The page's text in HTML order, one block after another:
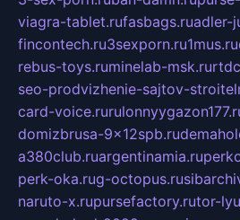
viagra-tablet.rufasbags.ruadler-
fincontech.ru3sexporn.ru1mus.ru
rebus-toys.ruminelab-msk.ru
seo-prodvizhenie-sajtov-
card-voice.ru
domizbrusa-9x12spb.ru
a380club.ruargentinamia.ru
perk-oka.rug-octopus.ru
naruto-x.rupursefactory.rutor-